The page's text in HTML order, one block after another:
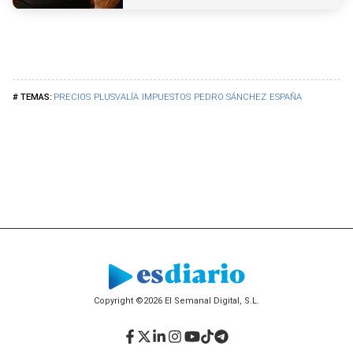
PRECIOS PLUSVALÍA IMPUESTOS PEDRO SÁNCHEZ ESPAÑA
Copyright ©2026 El Semanal Digital, S.L.
Facebook
Twitter
LinkedIn
Instagram
YouTube
TikTok
Telegram